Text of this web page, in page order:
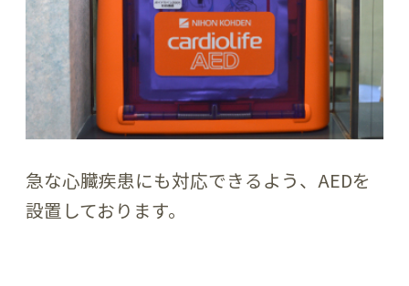
急な心臓疾患にも対応できるよう、AEDを
設置しております。